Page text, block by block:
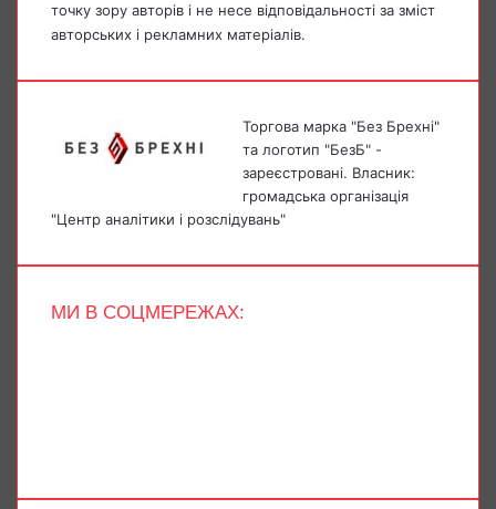
точку зору авторів і не несе відповідальності за зміст
авторських і рекламних матеріалів.
Торгова марка "Без Брехні"
та логотип "БезБ" -
зареєстровані. Власник:
громадська організація
"Центр аналітики і розслідувань"
МИ В СОЦМЕРЕЖАХ: